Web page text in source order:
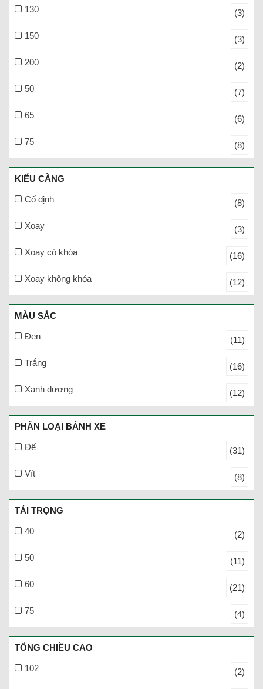
130 (3)
150 (3)
200 (2)
50 (7)
65 (6)
75 (8)
KIỂU CÀNG
Cố định (8)
Xoay (3)
Xoay có khóa (16)
Xoay không khóa (12)
MÀU SẮC
Đen (11)
Trắng (16)
Xanh dương (12)
PHÂN LOẠI BÁNH XE
Đế (31)
Vít (8)
TẢI TRỌNG
40 (2)
50 (11)
60 (21)
75 (4)
TỔNG CHIỀU CAO
102 (2)